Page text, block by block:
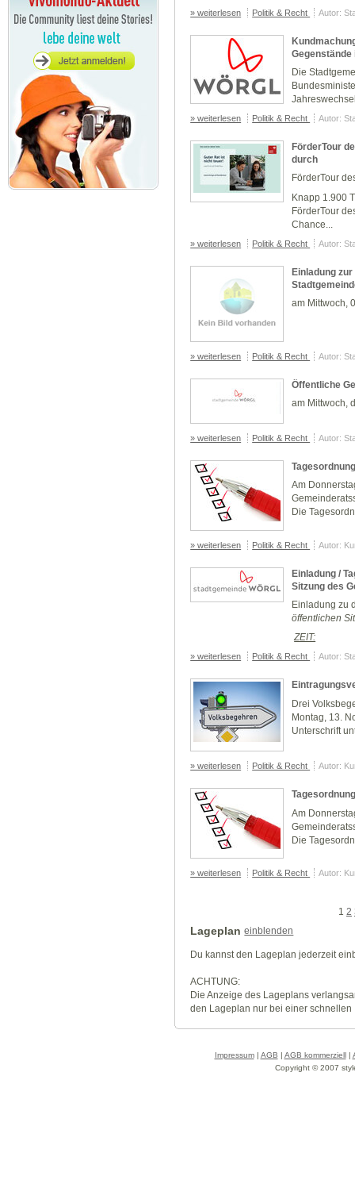
» weiterlesen Politik & Recht Autor:
Die
» weiterlesen Politik & Recht Autor:
FörderTour
durch
FörderTour
Knapp 1.900
FörderTour
Chance...
» weiterlesen Politik & Recht Autor:
Einladung
am Mittwoch,
» weiterlesen Politik & Recht Autor:
Öffentliche
am Mittwoch,
» weiterlesen Politik & Recht Autor:
Am
Die
» weiterlesen Politik & Recht Autor:
Einladung /
Sitzung des
Einladung zu
öffentlichen
ZEIT:
» weiterlesen Politik & Recht Autor:
Drei
Montag, 13.
Unterschrift
» weiterlesen Politik & Recht Autor:
Am
Die
» weiterlesen Politik & Recht Autor:
1 2
Lageplan einblenden
Du kannst den Lageplan jederzeit
ACHTUNG:
Die Anzeige des Lageplans
den Lageplan nur bei einer
Impressum| AGB | AGB kommerziell|
Copyright © 2007